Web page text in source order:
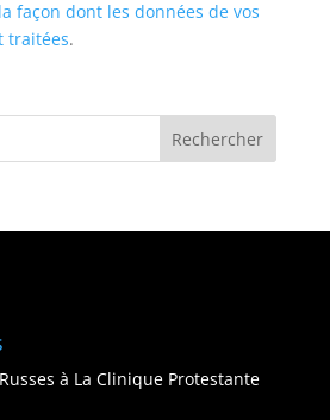
façon dont les données de vos
traitées.
à La Clinique Protestante